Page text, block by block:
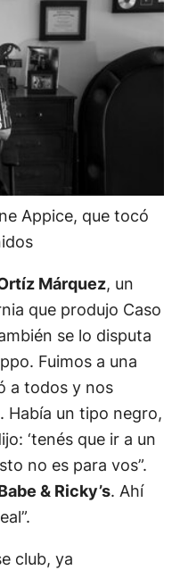
Appice, que tocó
Márquez, un
que produjo Caso
se lo disputa
Fuimos a una
a todos y nos
Había un tipo negro,
‘tenés que ir a un
no es para vos”.
& Ricky’s. Ahí
club, ya